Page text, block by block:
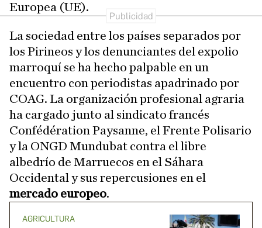
Europea (UE).
La sociedad entre los países separados por
los Pirineos y los denunciantes del expolio
marroquí se ha hecho palpable en un
encuentro con periodistas apadrinado por
COAG. La organización profesional agraria
ha cargado junto al sindicato francés
Confédération Paysanne, el Frente Polisario
y la ONGD Mundubat contra el libre
albedrío de Marruecos en el Sáhara
Occidental y sus repercusiones en el
mercado europeo.
AGRICULTURA